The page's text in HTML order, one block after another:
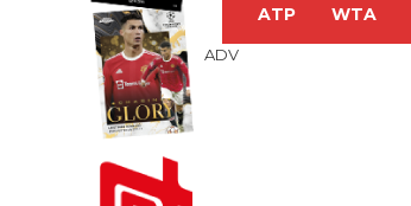
ATP WTA